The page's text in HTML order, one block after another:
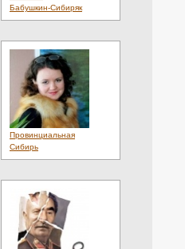
Литература(1)
Люди(20)
Магазины(2)
Материалы (1)
Мебель(3)
Медиа(2)
Металл(6)
Мнения(4)
Мобильный(1)
Мода(12)
Наука
Неделя(1)
Нефть(1)
Новости(33)
Новые Сайты
Обои(1)
Оборудование(2)
Бабушкин-Сибиряк
Провинциальная
Сибирь